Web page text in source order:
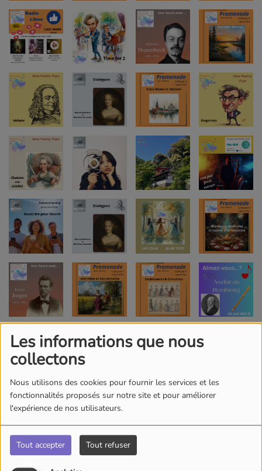
Les informations que nous
collectons
Nous utilisons des cookies pour fournir les services et les
fonctionnalités proposés sur notre site et pour améliorer
l'expérience de nos utilisateurs.
Tout accepter Tout refuser